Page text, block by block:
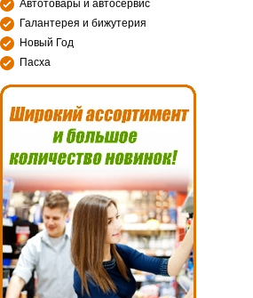
Автотовары и автосервис
Галантерея и бижутерия
Новый Год
Пасха